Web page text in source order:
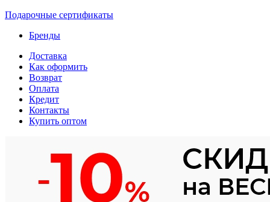
Подарочные сертификаты
Бренды
Доставка
Как оформить
Возврат
Оплата
Кредит
Контакты
Купить оптом